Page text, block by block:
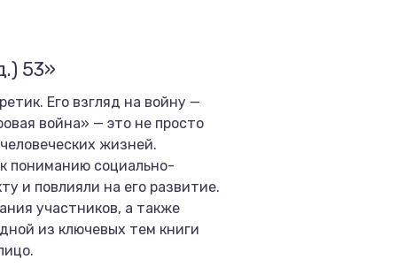
53»
Его взгляд на войну —
война» — это не просто
жизней.
пониманию социально-
и повлияли на его развитие.
участников, а также
из ключевых тем книги